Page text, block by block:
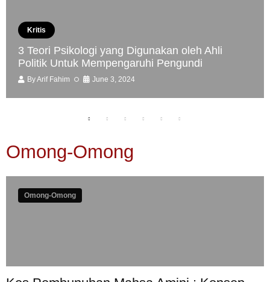
Kritis
3 Teori Psikologi yang Digunakan oleh Ahli
Politik Untuk Mempengaruhi Pengundi
ByArif Fahim June 3, 2024
Omong-Omong
Omong-Omong